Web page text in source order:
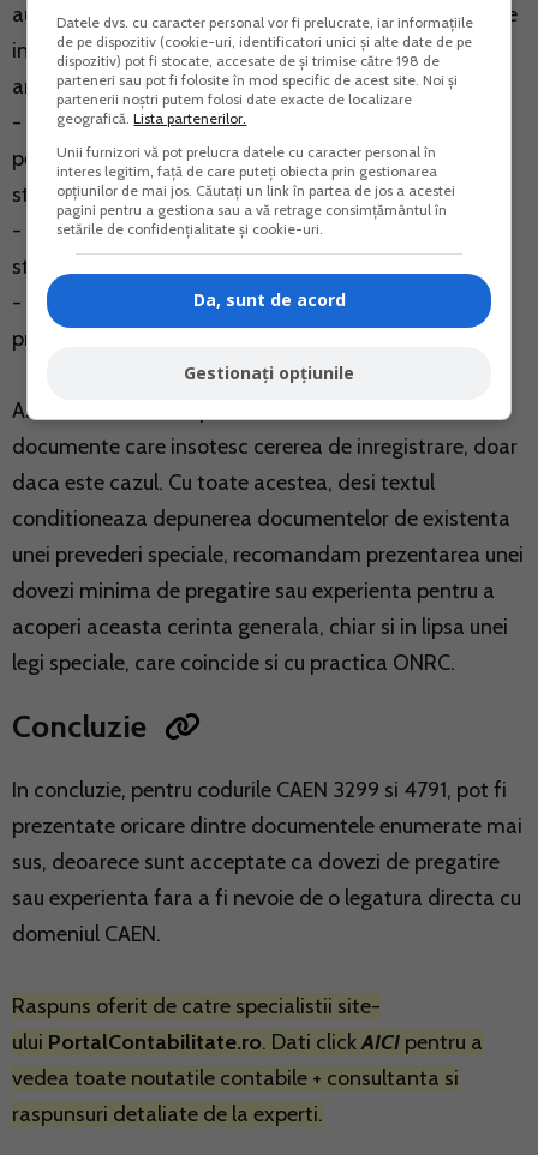
autorizarea, eliberata de primarul localitatii respective
in mod gratuit, in cazul meseriilor traditionale
artizanale;
- atestatul de recunoastere si/sau echivalare pentru
persoanele fizice care au dobandit calificarea in
strainatate;
- atestatul de recunoastere a calificarii dobandite in
strainatate, in afara sistemului de invatamant;
- orice alte dovezi care sa ateste experienta
profesionala.
Astfel cum si ONRC precizeaza, aceste sunt
documente care insotesc cererea de inregistrare, doar
daca este cazul. Cu toate acestea, desi textul
conditioneaza depunerea documentelor de existenta
unei prevederi speciale, recomandam prezentarea unei
dovezi minima de pregatire sau experienta pentru a
acoperi aceasta cerinta generala, chiar si in lipsa unei
legi speciale, care coincide si cu practica ONRC.
Concluzie
In concluzie, pentru codurile CAEN 3299 si 4791, pot fi
prezentate oricare dintre documentele enumerate mai
sus, deoarece sunt acceptate ca dovezi de pregatire
sau experienta fara a fi nevoie de o legatura directa cu
domeniul CAEN.
Raspuns oferit de catre specialistii site-
ului PortalContabilitate.ro. Dati clickAICI pentru a
vedea toate noutatile contabile + consultanta si
raspunsuri detaliate de la experti.
Datele dvs. cu caracter personal vor fi prelucrate, iar informațiile
de pe dispozitiv (cookie-uri, identificatori unici și alte date de pe
dispozitiv) pot fi stocate, accesate de și trimise către 198 de
parteneri sau pot fi folosite în mod specific de acest site. Noi și
partenerii noștri putem folosi date exacte de localizare
geografică.Lista partenerilor.
Unii furnizori vă pot prelucra datele cu caracter personal în
interes legitim, față de care puteți obiecta prin gestionarea
opțiunilor de mai jos. Căutați un link în partea de jos a acestei
pagini pentru a gestiona sau a vă retrage consimțământul în
setările de confidențialitate și cookie-uri.
Da, sunt de acord
Gestionați opțiunile